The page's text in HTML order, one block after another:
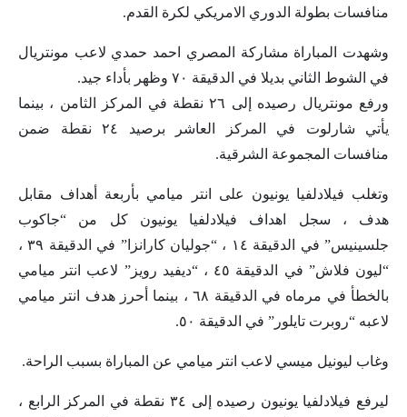
منافسات بطولة الدوري الامريكي لكرة القدم.
وشهدت المباراة مشاركة المصري احمد حمدي لاعب مونتريال
في الشوط الثاني بديلا في الدقيقة ٧٠ وظهر بأداء جيد.
ورفع مونتريال رصيده إلى ٢٦ نقطة في المركز الثامن ، بينما
يأتي شارلوت في المركز العاشر برصيد ٢٤ نقطة ضمن
منافسات المجموعة الشرقية.
وتغلب فيلادلفيا يونيون على انتر ميامي بأربعة أهداف مقابل
هدف ، سجل اهداف فيلادلفيا يونيون كل من “جاكوب
جلسينيس” في الدقيقة ١٤ ، “جوليان كارانزا” في الدقيقة ٣٩ ،
“ليون فلاش” في الدقيقة ٤٥ ، “ديفيد رويز” لاعب انتر ميامي
بالخطأ في مرماه في الدقيقة ٦٨ ، بينما أحرز هدف انتر ميامي
لاعبه “روبرت تايلور” في الدقيقة ٥٠.
وغاب ليونيل ميسي لاعب انتر ميامي عن المباراة بسبب الراحة.
ليرفع فيلادلفيا يونيون رصيده إلى ٣٤ نقطة في المركز الرابع ،